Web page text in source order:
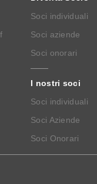
Soci individuali
Soci aziende
Soci onorari
I nostri soci
Soci individuali
Soci Aziende
Soci Onorari